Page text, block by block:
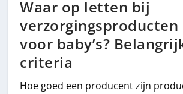
Waar op letten bij
verzorgingsproducten
voor baby’s?
criteria
Hoe goed een producent zijn